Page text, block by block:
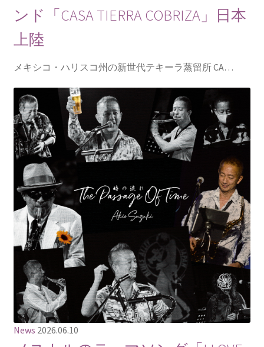
ンド「CASA TIERRA COBRIZA」日本
上陸
メキシコ・ハリスコ州の新世代テキーラ蒸留所 CA…
News 2026.06.10